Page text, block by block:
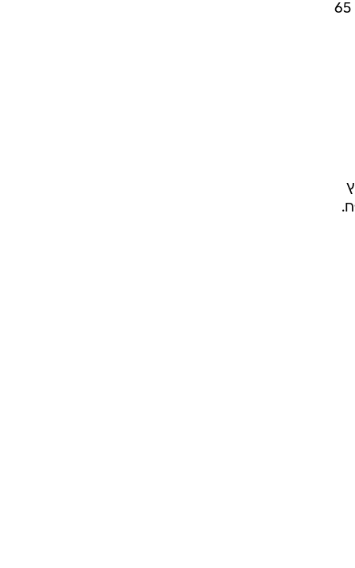
אין מקביל איכות מקומי שמתומחר כך. הרוזה המצטיין הקרוב לו ביותר במחיר (של פסגות) עולה 65